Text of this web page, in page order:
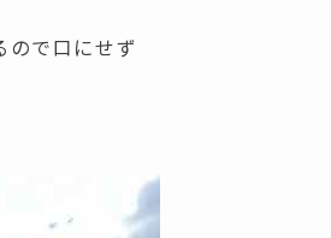
ので口にせず